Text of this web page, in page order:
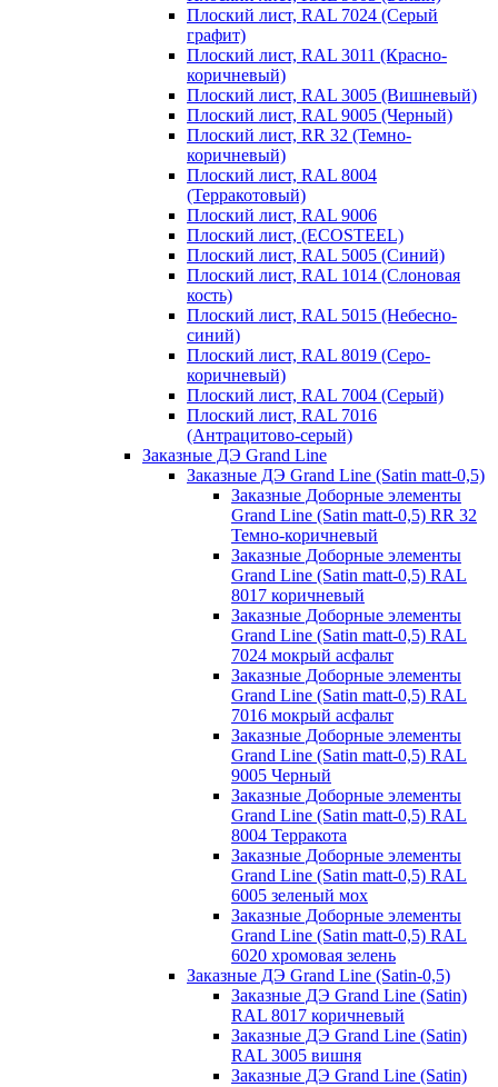
Плоский лист, RAL 7024 (Серый
графит)
Плоский лист, RAL 3011 (Красно-
коричневый)
Плоский лист, RAL 3005 (Вишневый)
Плоский лист, RAL 9005 (Черный)
Плоский лист, RR 32 (Темно-
коричневый)
Плоский лист, RAL 8004
(Терракотовый)
Плоский лист, RAL 9006
Плоский лист, (ECOSTEEL)
Плоский лист, RAL 5005 (Синий)
Плоский лист, RAL 1014 (Слоновая
кость)
Плоский лист, RAL 5015 (Небесно-
синий)
Плоский лист, RAL 8019 (Серо-
коричневый)
Плоский лист, RAL 7004 (Серый)
Плоский лист, RAL 7016
(Антрацитово-серый)
Заказные ДЭ Grand Line
Заказные ДЭ Grand Line (Satin matt-0,5)
Заказные Доборные элементы
Grand Line (Satin matt-0,5) RR 32
Темно-коричневый
Заказные Доборные элементы
Grand Line (Satin matt-0,5) RAL
8017 коричневый
Заказные Доборные элементы
Grand Line (Satin matt-0,5) RAL
7024 мокрый асфальт
Заказные Доборные элементы
Grand Line (Satin matt-0,5) RAL
7016 мокрый асфальт
Заказные Доборные элементы
Grand Line (Satin matt-0,5) RAL
9005 Черный
Заказные Доборные элементы
Grand Line (Satin matt-0,5) RAL
8004 Терракота
Заказные Доборные элементы
Grand Line (Satin matt-0,5) RAL
6005 зеленый мох
Заказные Доборные элементы
Grand Line (Satin matt-0,5) RAL
6020 хромовая зелень
Заказные ДЭ Grand Line (Satin-0,5)
Заказные ДЭ Grand Line (Satin)
RAL 8017 коричневый
Заказные ДЭ Grand Line (Satin)
RAL 3005 вишня
Заказные ДЭ Grand Line (Satin)